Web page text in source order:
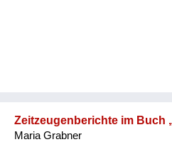
Cousine oder mich Ex
Offiziere war überraschend. Sie
Zeitzeugenberichte im Buch
Maria Grabner